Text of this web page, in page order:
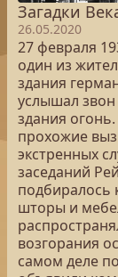
Загадки
26.05.2020
27 февраля
один из
здания
услышал звон
здания
прохожие
экстренных
заседаний
подбиралось
шторы и
возгорания
самом деле